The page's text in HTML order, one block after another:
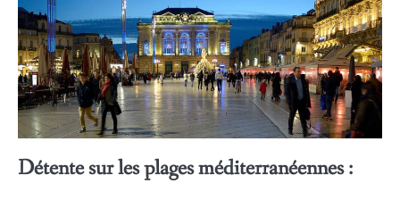
Détente sur les plages méditerranéennes :